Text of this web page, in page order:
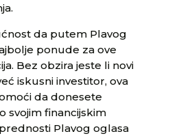
da putem Plavog
ponude za ove
Bez obzira jeste li novi
iskusni investitor, ova
da donesete
svojim financijskim
Plavog oglasa